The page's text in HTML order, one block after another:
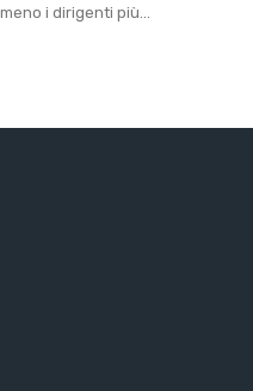
i dirigenti più...